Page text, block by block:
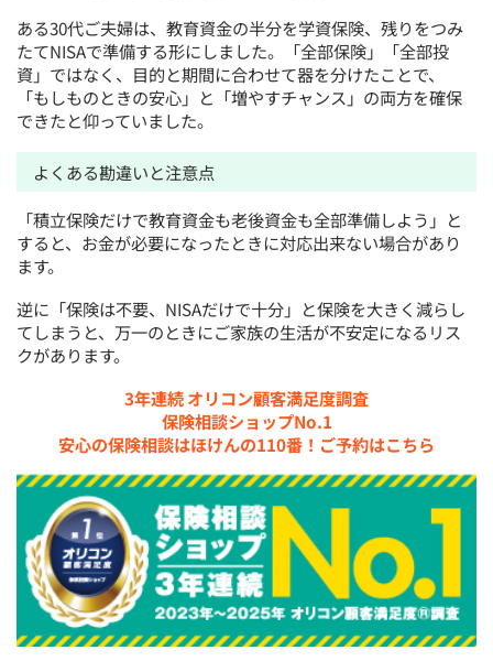
ある30代ご夫婦は、教育資金の半分を学資保険、残りをつみ
たてNISAで準備する形にしました。「全部保険」「全部投
資」ではなく、目的と期間に合わせて器を分けたことで、
「もしものときの安心」と「増やすチャンス」の両方を確保
できたと仰っていました。
よくある勘違いと注意点
「積立保険だけで教育資金も老後資金も全部準備しよう」と
すると、お金が必要になったときに対応出来ない場合があり
ます。
逆に「保険は不要、NISAだけで十分」と保険を大きく減らし
てしまうと、万一のときにご家族の生活が不安定になるリス
クがあります。
3年連続 オリコン顧客満足度調査
保険相談ショップNo.1
安心の保険相談はほけんの110番！ご予約はこちら